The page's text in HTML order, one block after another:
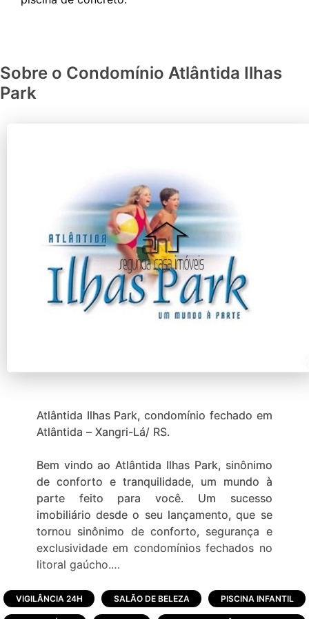
Sobre o Condomínio Atlântida Ilhas
Park
Atlântida Ilhas Park, condomínio fechado em
Atlântida – Xangri-Lá/ RS.
Bem vindo ao Atlântida Ilhas Park, sinônimo
de conforto e tranquilidade, um mundo à
parte feito para você. Um sucesso
imobiliário desde o seu lançamento, que se
tornou sinônimo de conforto, segurança e
exclusividade em condomínios fechados no
litoral gaúcho.
Foi lançado em 2002 e possui uma área de
mais de 27 mil m², 155 terrenos com
VIGILÂNCIA 24H SALÃO DE BELEZA PISCINA INFANTIL